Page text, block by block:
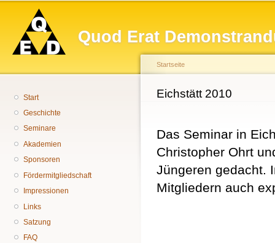
Quod Erat
Hauptmenü
Start
Geschichte
Seminare
Akademien
Sponsoren
Fördermitgliedschaft
Impressionen
Links
Satzung
FAQ
Sie sind hier
Startseite
Eichstätt 2010
Das Seminar in
Christopher Ohrt
Jüngeren gedacht.
Mitgliedern auch